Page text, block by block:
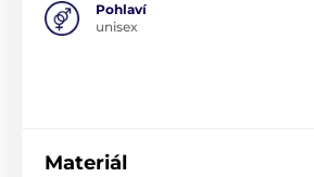
Pohlaví
unisex
Materiál